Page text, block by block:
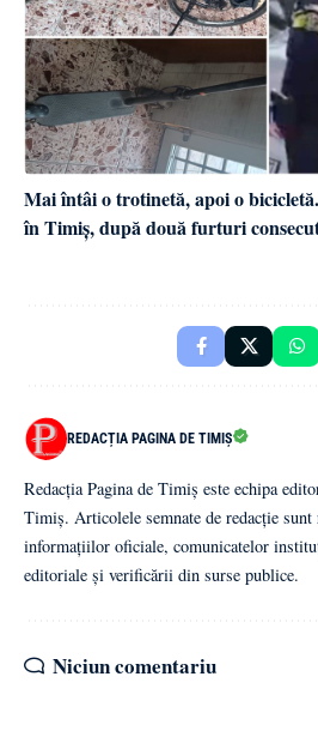
Mai întâi o trotinetă, apoi o
în Timiș, după două furturi
REDACȚIA PAGINA DE TIMIȘ
Redacția Pagina de Timiș este echipa
Timiș. Articolele semnate de redacție sunt
informațiilor oficiale, comunicatelor
editoriale și verificării din surse publice.
Niciun comentariu